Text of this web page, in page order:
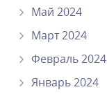
Май 2024
Март 2024
Февраль 2024
Январь 2024